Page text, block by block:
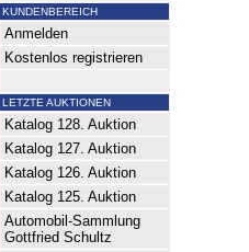
KUNDENBEREICH
Anmelden
Kostenlos registrieren
LETZTE AUKTIONEN
Katalog 128. Auktion
Katalog 127. Auktion
Katalog 126. Auktion
Katalog 125. Auktion
Automobil-Sammlung
Gottfried Schultz